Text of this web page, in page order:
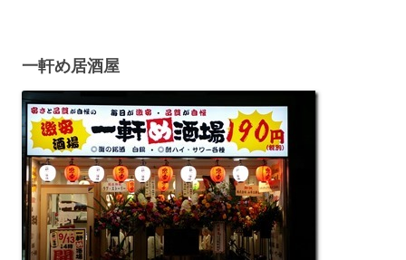
一軒め居酒屋